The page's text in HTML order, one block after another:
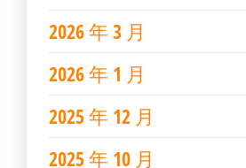
2026 年 3 月
2026 年 1 月
2025 年 12 月
2025 年 10 月